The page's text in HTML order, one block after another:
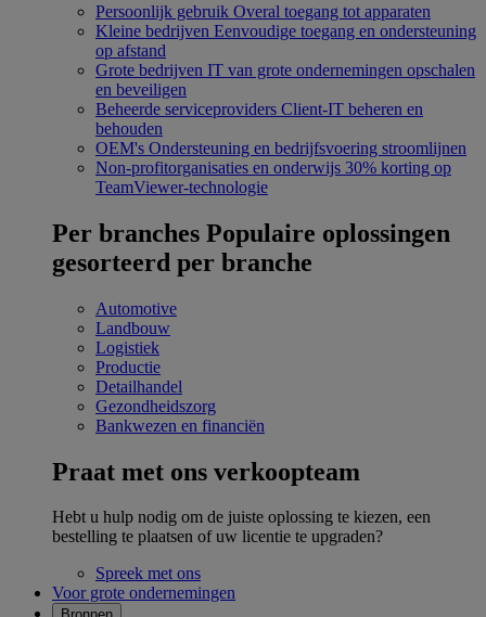
Persoonlijk gebruik Overal toegang tot apparaten
Kleine bedrijven Eenvoudige toegang en ondersteuning
op afstand
Grote bedrijven IT van grote ondernemingen opschalen
en beveiligen
Beheerde serviceproviders Client-IT beheren en
behouden
OEM's Ondersteuning en bedrijfsvoering stroomlijnen
Non-profitorganisaties en onderwijs 30% korting op
TeamViewer-technologie
Per branches Populaire oplossingen
gesorteerd per branche
Automotive
Landbouw
Logistiek
Productie
Detailhandel
Gezondheidszorg
Bankwezen en financiën
Praat met ons verkoopteam
Hebt u hulp nodig om de juiste oplossing te kiezen, een
bestelling te plaatsen of uw licentie te upgraden?
Spreek met ons
Voor grote ondernemingen